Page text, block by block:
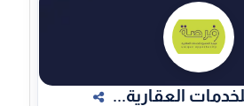
العقارية...